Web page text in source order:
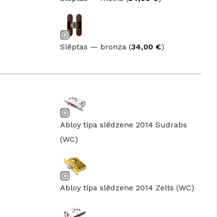
Grīdlīstes un aksesuāri
Slēptas — bronza (34,00 €)
Abloy tipa slēdzene 2014 Sudrabs
(WC)
Abloy tipa slēdzene 2014 Zelts (WC)